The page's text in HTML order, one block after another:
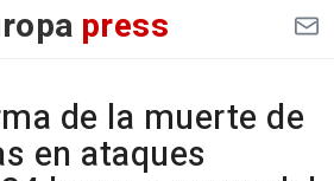
press
de la muerte de
en ataques